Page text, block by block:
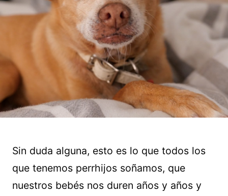
Sin duda alguna, esto es lo que todos los
que tenemos perrhijos soñamos, que
nuestros bebés nos duren años y años y